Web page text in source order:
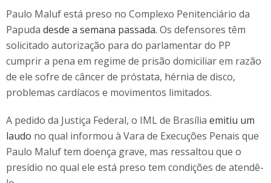
Paulo Maluf está preso no Complexo Penitenciário da
Papuda desde a semana passada. Os defensores têm
solicitado autorização para do parlamentar do PP
cumprir a pena em regime de prisão domiciliar em razão
de ele sofre de câncer de próstata, hérnia de disco,
problemas cardíacos e movimentos limitados.
A pedido da Justiça Federal, o IML de Brasília emitiu um
laudo no qual informou à Vara de Execuções Penais que
Paulo Maluf tem doença grave, mas ressaltou que o
presídio no qual ele está preso tem condições de atendê-